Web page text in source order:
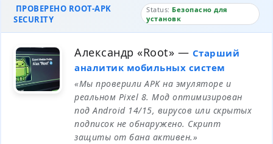
ПРОВЕРЕНО ROOT-APK
SECURITY
Status: Безопасно для
установк
Александр «Root» — Старший
аналитик мобильных систем
«Мы проверили APK на эмуляторе и
реальном Pixel 8. Мод оптимизирован
под Android 14/15, вирусов или скрытых
подписок не обнаружено. Скрипт
защиты от бана активен.»